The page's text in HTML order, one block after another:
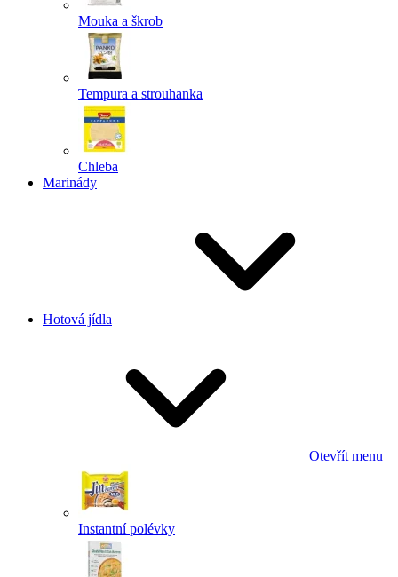
Mouka a škrob
Tempura a strouhanka
Chleba
Marinády
Hotová jídla
Otevřít menu
Instantní polévky